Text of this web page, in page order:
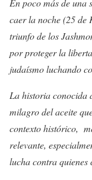
En poco más de una
caer la noche (25 de
triunfo de los
por proteger la
judaísmo luchando
La historia conocida
milagro del aceite
contexto histórico,
relevante,
lucha contra quienes